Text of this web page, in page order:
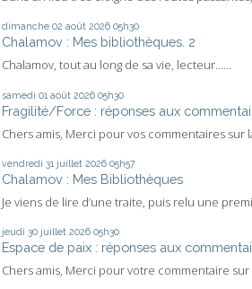
dimanche 02 août 2026 05h30
Chalamov : Mes bibliothèques. 2
Chalamov, tout au long de sa vie, lecteur…...
samedi 01 août 2026 05h30
Fragilité/Force : réponses aux
Chers amis, Merci pour vos commentaires sur
vendredi 31 juillet 2026 05h57
Chalamov : Mes Bibliothèques
Je viens de lire d’une traite, puis relu une
jeudi 30 juillet 2026 05h30
Espace de paix : réponses aux
Chers amis, Merci pour votre commentaire sur